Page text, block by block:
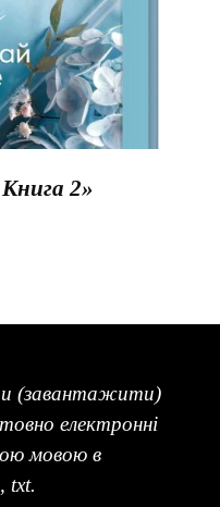
2»
(завантажити)
електронні
мовою в
txt.